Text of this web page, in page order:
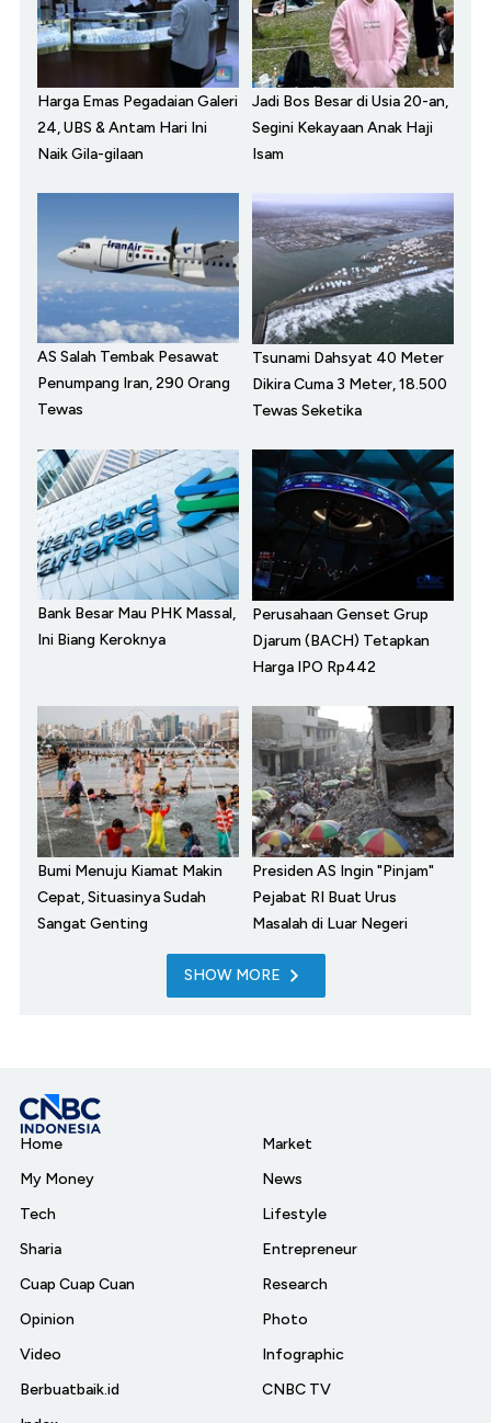
Harga Emas Pegadaian Galeri
24, UBS & Antam Hari Ini
Naik Gila-gilaan
Jadi Bos Besar di Usia 20-an,
Segini Kekayaan Anak Haji
Isam
AS Salah Tembak Pesawat
Penumpang Iran, 290 Orang
Tewas
Tsunami Dahsyat 40 Meter
Dikira Cuma 3 Meter, 18.500
Tewas Seketika
Bank Besar Mau PHK Massal,
Ini Biang Keroknya
Perusahaan Genset Grup
Djarum (BACH) Tetapkan
Harga IPO Rp442
Bumi Menuju Kiamat Makin
Cepat, Situasinya Sudah
Sangat Genting
Presiden AS Ingin "Pinjam"
Pejabat RI Buat Urus
Masalah di Luar Negeri
SHOW MORE
Home
My Money
Tech
Sharia
Cuap Cuap Cuan
Opinion
Video
Berbuatbaik.id
Market
News
Lifestyle
Entrepreneur
Research
Photo
Infographic
CNBC TV